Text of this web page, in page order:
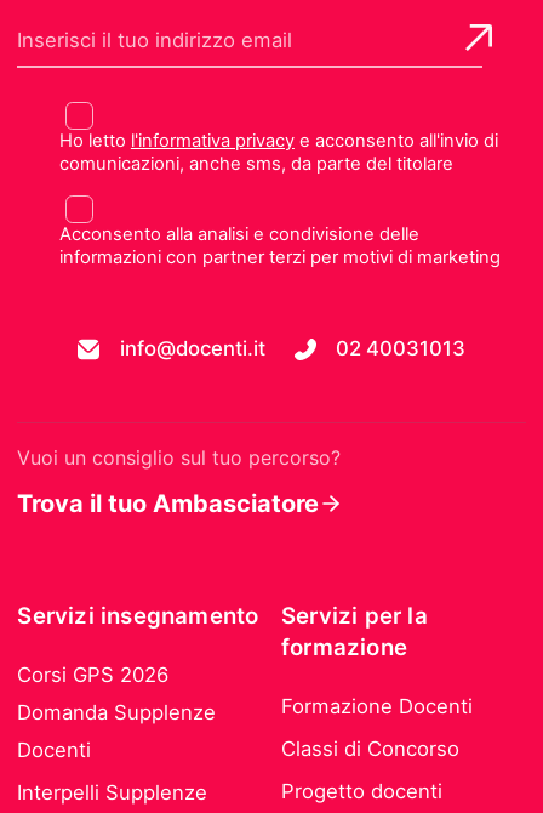
Ho letto l'informativa privacye acconsento all'invio di
comunicazioni, anche sms, da parte del titolare
Acconsento alla analisi e condivisione delle
informazioni con partner terzi per motivi di marketing
info@docenti.it 02 40031013
Vuoi un consiglio sul tuo percorso?
Trova il tuo Ambasciatore
Servizi insegnamento
Corsi GPS 2026
Domanda Supplenze
Docenti
Interpelli Supplenze
Servizi per la
formazione
Formazione Docenti
Classi di Concorso
Progetto docenti